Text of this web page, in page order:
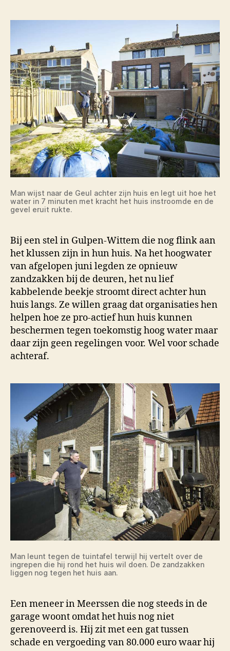
Man wijst naar de Geul achter zijn huis en legt uit hoe het
water in 7 minuten met kracht het huis instroomde en de
gevel eruit rukte.
Bij een stel in Gulpen-Wittem die nog flink aan
het klussen zijn in hun huis. Na het hoogwater
van afgelopen juni legden ze opnieuw
zandzakken bij de deuren, het nu lief
kabbelende beekje stroomt direct achter hun
huis langs. Ze willen graag dat organisaties hen
helpen hoe ze pro-actief hun huis kunnen
beschermen tegen toekomstig hoog water maar
daar zijn geen regelingen voor. Wel voor schade
achteraf.
Man leunt tegen de tuintafel terwijl hij vertelt over de
ingrepen die hij rond het huis wil doen. De zandzakken
liggen nog tegen het huis aan.
Een meneer in Meerssen die nog steeds in de
garage woont omdat het huis nog niet
gerenoveerd is. Hij zit met een gat tussen
schade en vergoeding van 80.000 euro waar hij